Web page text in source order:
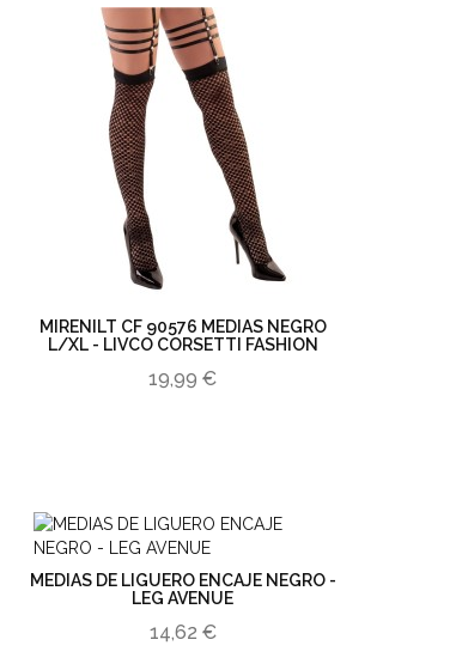
MIRENILT CF 90576 MEDIAS NEGRO
L/XL - LIVCO CORSETTI FASHION
19,99 €
MEDIAS DE LIGUERO ENCAJE NEGRO -
LEG AVENUE
14,62 €